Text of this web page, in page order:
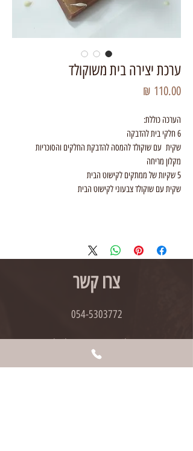
ערכת יצירה בית משוקולד
הערכה כוללת:
6 חלקי בית להדבקה
שקית עם שוקולד להמסה להדבקת החלקים והסוכריות
מקלון מריחה
5 שקיות של ממתקים לקישוט הבית
שקית עם שוקולד צבעוני לקישוט הבית
צרו קשר
054-5303772
shvil.acacao1@gmail.com